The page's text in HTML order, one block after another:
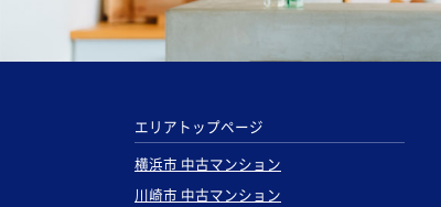
エリアトップページ
横浜市 中古マンション
川崎市 中古マンション